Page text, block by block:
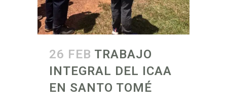
26 FEB TRABAJO
INTEGRAL DEL ICAA
EN SANTO TOMÉ